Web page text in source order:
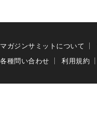
マガジンサミットについて
各種問い合わせ
利用規約